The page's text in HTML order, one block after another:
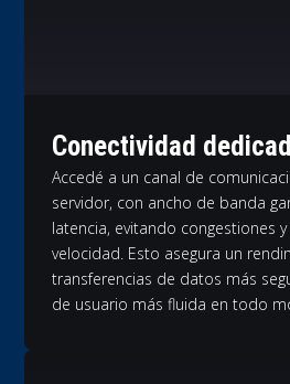
Conectividad
Accedé a un canal de
servidor, con ancho de banda
latencia, evitando congestiones
velocidad. Esto asegura un
transferencias de datos más
de usuario más fluida en todo